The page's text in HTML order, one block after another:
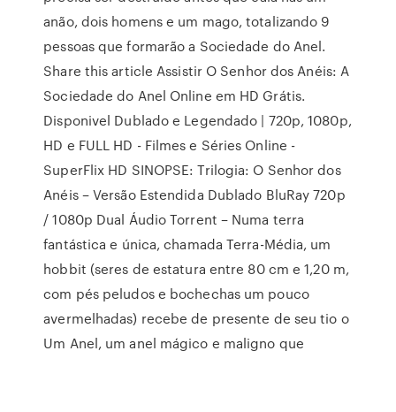
anão, dois homens e um mago, totalizando 9
pessoas que formarão a Sociedade do Anel.
Share this article Assistir O Senhor dos Anéis: A
Sociedade do Anel Online em HD Grátis.
Disponivel Dublado e Legendado | 720p, 1080p,
HD e FULL HD - Filmes e Séries Online -
SuperFlix HD SINOPSE: Trilogia: O Senhor dos
Anéis – Versão Estendida Dublado BluRay 720p
/ 1080p Dual Áudio Torrent – Numa terra
fantástica e única, chamada Terra-Média, um
hobbit (seres de estatura entre 80 cm e 1,20 m,
com pés peludos e bochechas um pouco
avermelhadas) recebe de presente de seu tio o
Um Anel, um anel mágico e maligno que